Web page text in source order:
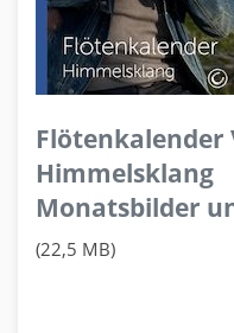
Flötenkalender
Himmelsklang
Monatsbilder
(22,5 MB)